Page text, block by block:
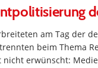
am Tag der
beim Thema
erwünscht: